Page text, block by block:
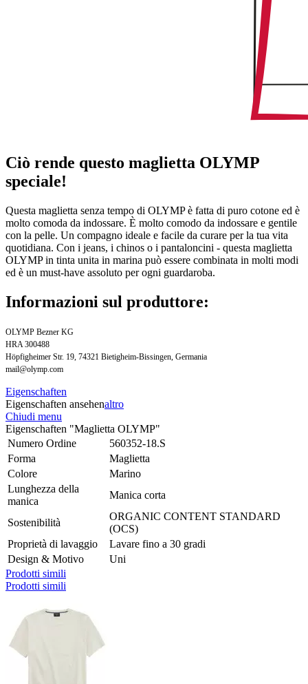
Ciò rende questo maglietta OLYMP
speciale!
Questa maglietta senza tempo di OLYMP è fatta di puro cotone ed è
molto comoda da indossare. È molto comodo da indossare e gentile
con la pelle. Un compagno ideale e facile da curare per la tua vita
quotidiana. Con i jeans, i chinos o i pantaloncini - questa maglietta
OLYMP in tinta unita in marina può essere combinata in molti modi
ed è un must-have assoluto per ogni guardaroba.
Informazioni sul produttore:
OLYMP Bezner KG
HRA 300488
Höpfigheimer Str. 19, 74321 Bietigheim-Bissingen, Germania
mail@olymp.com
Eigenschaften
Eigenschaften ansehenaltro
Chiudi menu
Eigenschaften "Maglietta OLYMP"
Numero Ordine
560352-18.S
Forma
Maglietta
Colore
Marino
Lunghezza della
manica
Manica corta
Sostenibilità
ORGANIC CONTENT STANDARD
(OCS)
Proprietà di lavaggio
Lavare fino a 30 gradi
Design & Motivo
Uni
Prodotti simili
Prodotti simili